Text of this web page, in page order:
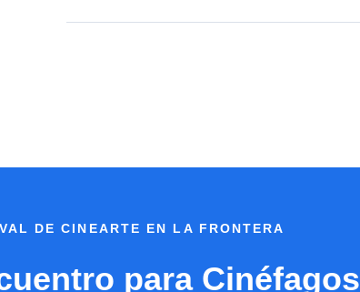
DE CINEARTE EN LA FRONTERA
para Cinéfagos